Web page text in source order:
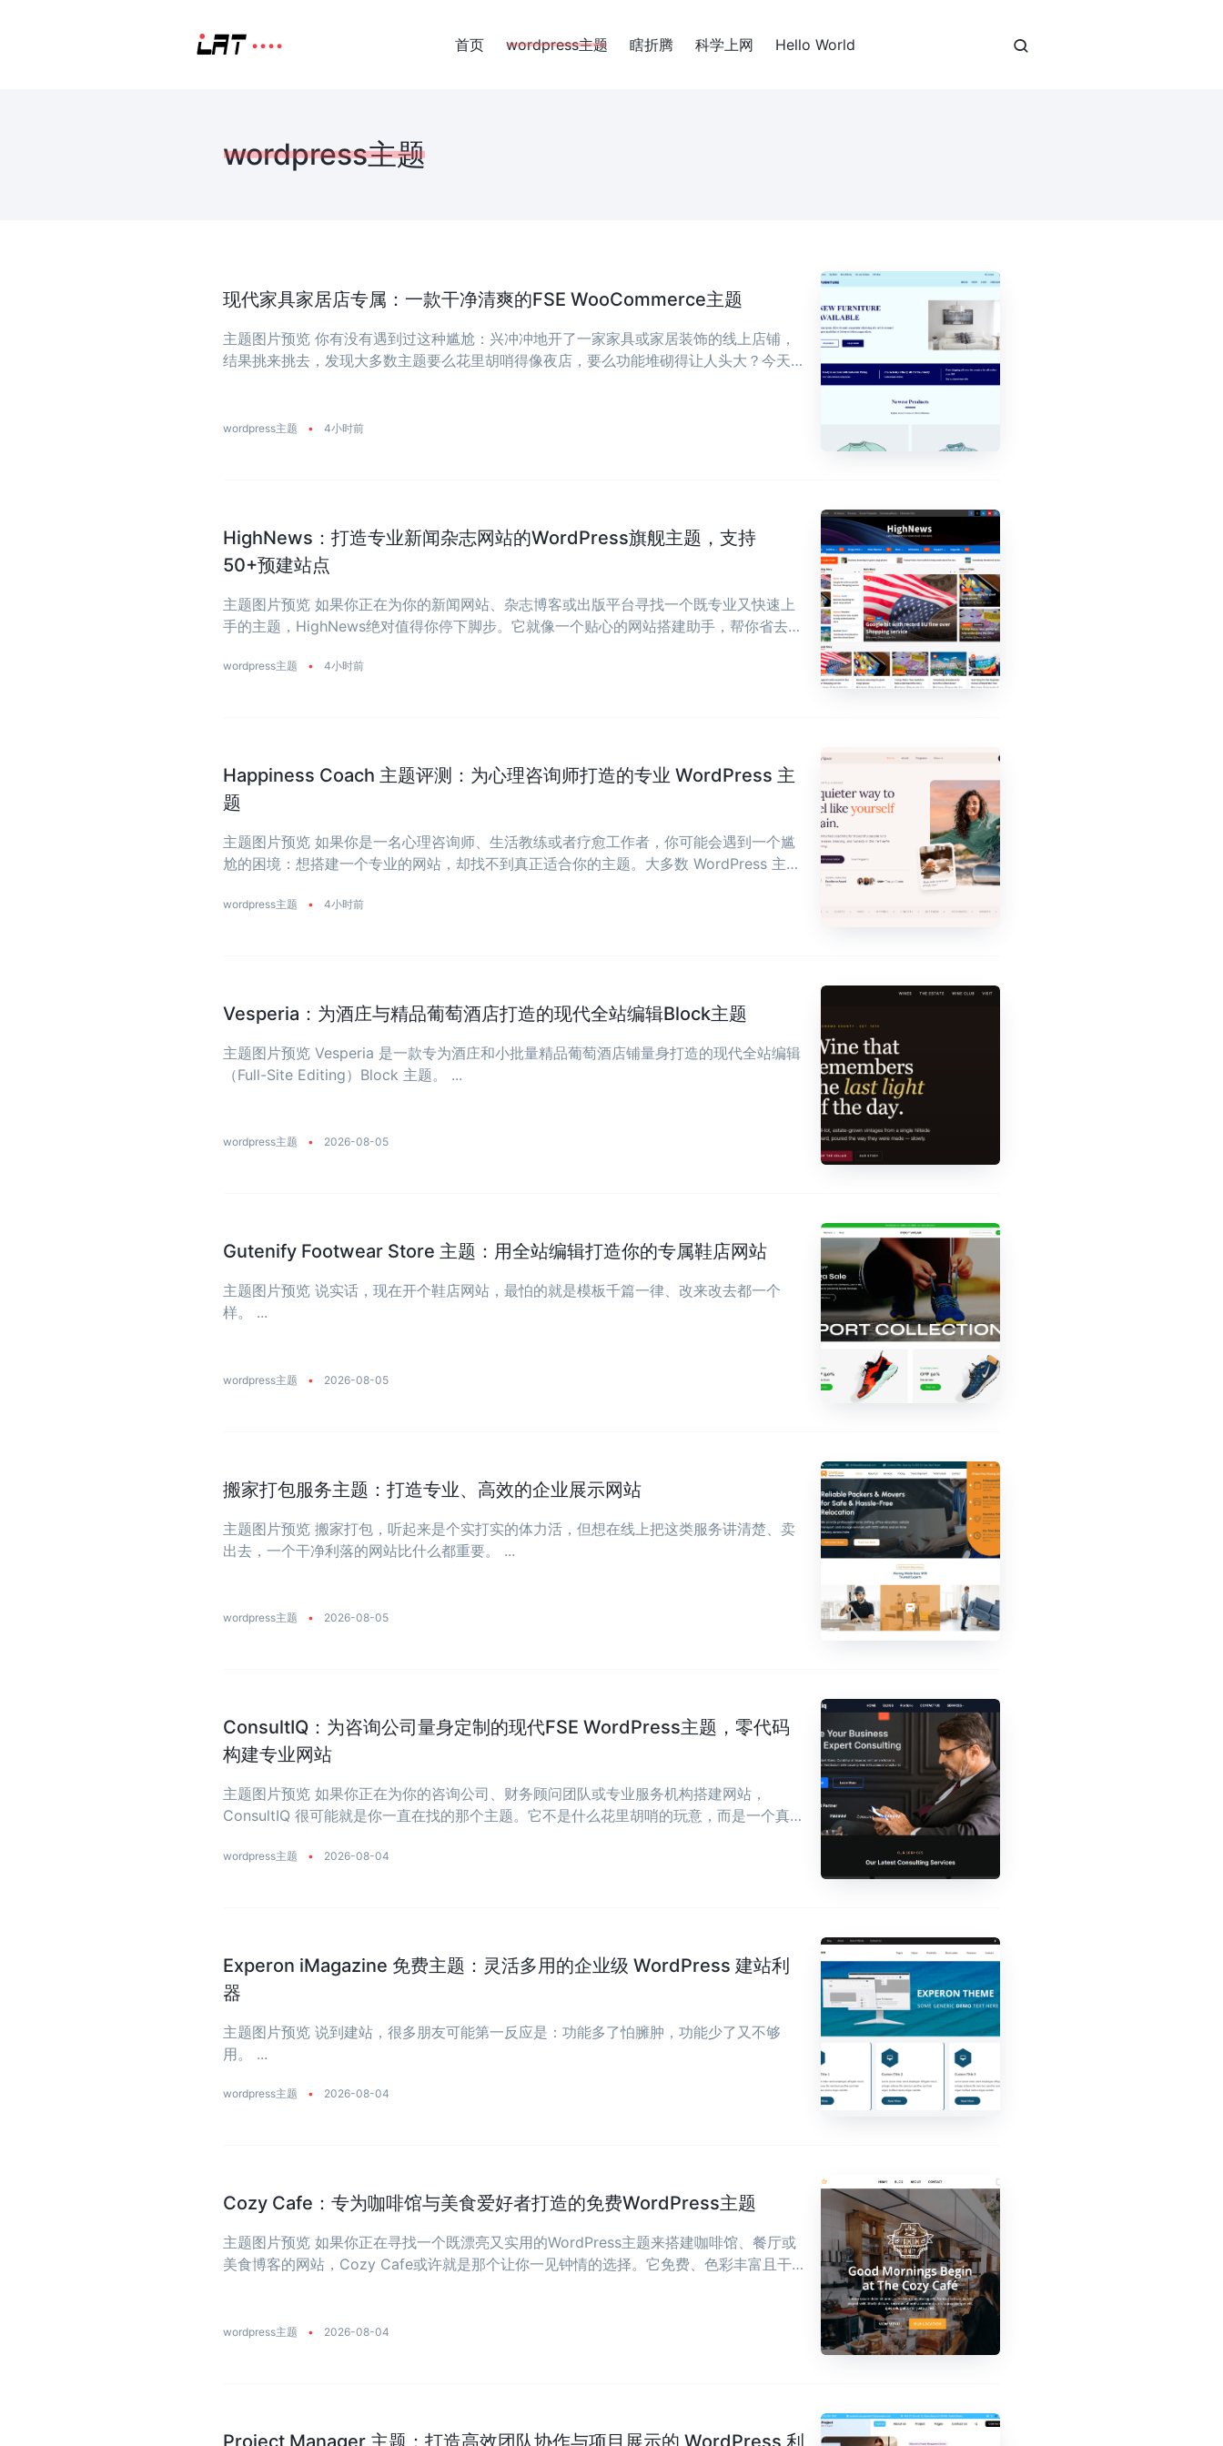
首页 wordpress主题 瞎折腾 科学上网 Hello World
wordpress主题
现代家具家居店专属：一款干净清爽的FSE WooCommerce主题
主题图片预览 你有没有遇到过这种尴尬：兴冲冲地开了一家家具或家居装饰的线上店铺，
结果挑来挑去，发现大多数主题要么花里胡哨得像夜店，要么功能堆砌得让人头大？今天推
wordpress主题 • 4小时前
HighNews：打造专业新闻杂志网站的WordPress旗舰主题，支持
50+预建站点
主题图片预览 如果你正在为你的新闻网站、杂志博客或出版平台寻找一个既专业又快速上
手的主题，HighNews绝对值得你停下脚步。它就像一个贴心的网站搭建助手，帮你省去从
wordpress主题 • 4小时前
Happiness Coach 主题评测：为心理咨询师打造的专业 WordPress 主
题
主题图片预览 如果你是一名心理咨询师、生活教练或者疗愈工作者，你可能会遇到一个尴
尬的困境：想搭建一个专业的网站，却找不到真正适合你的主题。大多数 WordPress 主题
wordpress主题 • 4小时前
Vesperia：为酒庄与精品葡萄酒店打造的现代全站编辑Block主题
主题图片预览 Vesperia 是一款专为酒庄和小批量精品葡萄酒店铺量身打造的现代全站编辑
（Full-Site Editing）Block 主题。 ...
wordpress主题 • 2026-08-05
Gutenify Footwear Store 主题：用全站编辑打造你的专属鞋店网站
主题图片预览 说实话，现在开个鞋店网站，最怕的就是模板千篇一律、改来改去都一个
样。 ...
wordpress主题 • 2026-08-05
搬家打包服务主题：打造专业、高效的企业展示网站
主题图片预览 搬家打包，听起来是个实打实的体力活，但想在线上把这类服务讲清楚、卖
出去，一个干净利落的网站比什么都重要。 ...
wordpress主题 • 2026-08-05
ConsultIQ：为咨询公司量身定制的现代FSE WordPress主题，零代码
构建专业网站
主题图片预览 如果你正在为你的咨询公司、财务顾问团队或专业服务机构搭建网站，
ConsultIQ 很可能就是你一直在找的那个主题。它不是什么花里胡哨的玩意，而是一个真正
wordpress主题 • 2026-08-04
Experon iMagazine 免费主题：灵活多用的企业级 WordPress 建站利
器
主题图片预览 说到建站，很多朋友可能第一反应是：功能多了怕臃肿，功能少了又不够
用。 ...
wordpress主题 • 2026-08-04
Cozy Cafe：专为咖啡馆与美食爱好者打造的免费WordPress主题
主题图片预览 如果你正在寻找一个既漂亮又实用的WordPress主题来搭建咖啡馆、餐厅或
美食博客的网站，Cozy Cafe或许就是那个让你一见钟情的选择。它免费、色彩丰富且干
wordpress主题 • 2026-08-04
Project Manager 主题：打造高效团队协作与项目展示的 WordPress 利